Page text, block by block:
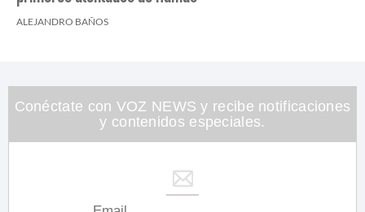
ALEJANDRO BAÑOS
Conéctate con VOZ NEWS y recibe notificaciones
y contenidos especiales.